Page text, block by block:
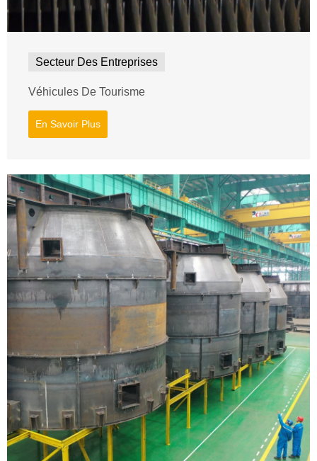
Secteur Des Entreprises
Véhicules De Tourisme
En Savoir Plus